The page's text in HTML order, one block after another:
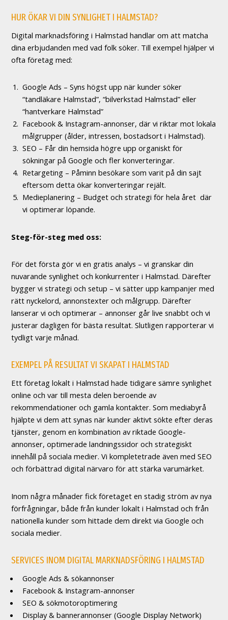
HUR ÖKAR VI DIN SYNLIGHET I HALMSTAD?
Digital marknadsföring i Halmstad handlar om att matcha
dina erbjudanden med vad folk söker. Till exempel hjälper vi
ofta företag med:
Google Ads – Syns högst upp när kunder söker
“tandläkare Halmstad”, “bilverkstad Halmstad” eller
“hantverkare Halmstad”
Facebook & Instagram-annonser, där vi riktar mot lokala
målgrupper (ålder, intressen, bostadsort i Halmstad).
SEO – Får din hemsida högre upp organiskt för
sökningar på Google och fler konverteringar.
Retargeting – Påminn besökare som varit på din sajt
eftersom detta ökar konverteringar rejält.
Medieplanering – Budget och strategi för hela året där
vi optimerar löpande.
Steg-för-steg med oss:
För det första gör vi en gratis analys – vi granskar din
nuvarande synlighet och konkurrenter i Halmstad. Därefter
bygger vi strategi och setup – vi sätter upp kampanjer med
rätt nyckelord, annonstexter och målgrupp. Därefter
lanserar vi och optimerar – annonser går live snabbt och vi
justerar dagligen för bästa resultat. Slutligen rapporterar vi
tydligt varje månad.
EXEMPEL PÅ RESULTAT VI SKAPAT I HALMSTAD
Ett företag lokalt i Halmstad hade tidigare sämre synlighet
online och var till mesta delen beroende av
rekommendationer och gamla kontakter. Som mediabyrå
hjälpte vi dem att synas när kunder aktivt sökte efter deras
tjänster, genom en kombination av riktade Google-
annonser, optimerade landningssidor och strategiskt
innehåll på sociala medier. Vi kompletetrade även med SEO
och förbättrad digital närvaro för att stärka varumärket.
Inom några månader fick företaget en stadig ström av nya
förfrågningar, både från kunder lokalt i Halmstad och från
nationella kunder som hittade dem direkt via Google och
sociala medier.
SERVICES INOM DIGITAL MARKNADSFÖRING I HALMSTAD
Google Ads & sökannonser
Facebook & Instagram-annonser
SEO & sökmotoroptimering
Display & bannerannonser (Google Display Network)